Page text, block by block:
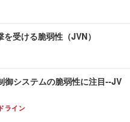
受ける脆弱性（JVN）
システムの脆弱性に注目--JV
ライン